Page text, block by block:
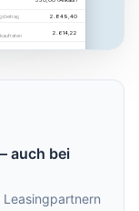
auch bei